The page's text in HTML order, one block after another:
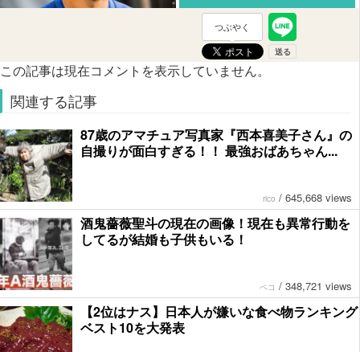
つぶやく
この記事は現在コメントを表示していません。
関連する記事
87歳のアマチュア写真家『西本喜美子さん』の
自撮りが面白すぎる！！ 最強おばあちゃん...
rico / 645,668 views
酒鬼薔薇聖斗の現在の画像！現在も異常行動を
してるが結婚も子供もいる！
ペコ / 348,721 views
【2位はナス】日本人が嫌いな食べ物ランキング
ベスト10を大発表